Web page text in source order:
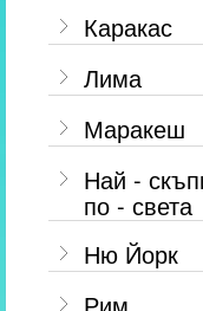
Каракас
Лима
Маракеш
Най -
по - света
Ню Йорк